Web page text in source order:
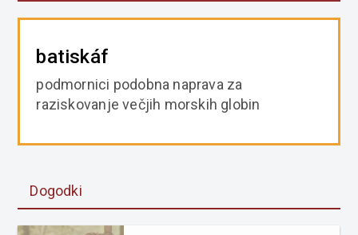
batiskáf
podmornici podobna naprava za
raziskovanje večjih morskih globin
Dogodki